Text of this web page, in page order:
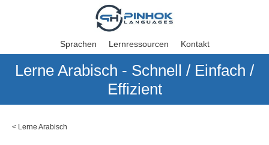
Sprachen Lernressourcen Kontakt
Lerne Arabisch - Schnell / Einfach /
Effizient
< Lerne Arabisch